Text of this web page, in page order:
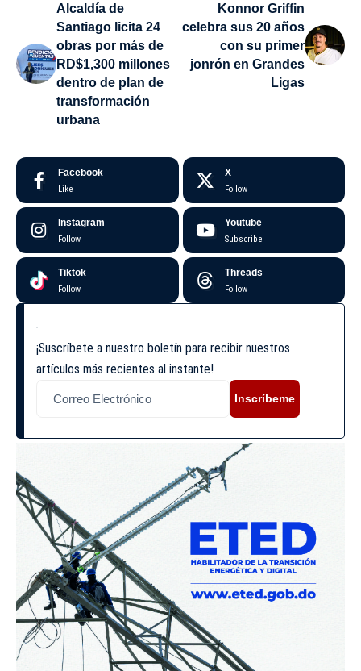
Alcaldía de
Santiago licita 24
obras por más de
RD$1,300 millones
dentro de plan de
transformación
urbana
Konnor Griffin
celebra sus 20 años
con su primer
jonrón en Grandes
Ligas
Facebook
Like
X
Follow
Instagram
Follow
Youtube
Subscribe
Tiktok
Follow
Threads
Follow
¡Suscríbete a nuestro boletín para recibir nuestros
artículos más recientes al instante!
Inscríbeme